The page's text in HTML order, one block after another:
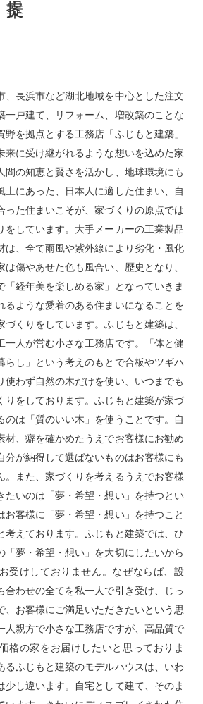
、長浜市など湖北地域を中心とした注文
一戸建て、リフォーム、増改築のことな
野を拠点とする工務店「ふじもと建築」
来に受け継がれるような想いを込めた家
間の知恵と賢さを活かし、地球環境にも
土にあった、日本人に適した住まい、自
った住まいこそが、家づくりの原点では
をしています。大手メーカーの工業製品
は、全て雨風や紫外線により劣化・風化
は傷やあせた色も風合い、歴史となり、
「経年美を楽しめる家」となっていきま
るような愛着のある住まいになることを
づくりをしています。ふじもと建築は、
一人が営む小さな工務店です。「体と健
らし」という考えのもとで合板やツギハ
使わず自然の木だけを使い、いつまでも
りをしております。ふじもと建築が家づ
のは「質のいい木」を使うことです。自
材、癖を確かめたうえでお客様にお勧め
分が納得して選ばないものはお客様にも
。また、家づくりを考えるうえでお客様
たいのは「夢・希望・想い」を持つとい
お客様に「夢・希望・想い」を持つこと
考えております。ふじもと建築では、ひ
「夢・希望・想い」を大切にしたいから
受けしておりません。なぜならば、設
合わせの全てを私一人で引き受け、じっ
、お客様にご満足いただきたいという思
人親方で小さな工務店ですが、高品質で
格の家をお届けしたいと思っておりま
るふじもと建築のモデルハウスは、いわ
少し違います。自宅として建て、そのま